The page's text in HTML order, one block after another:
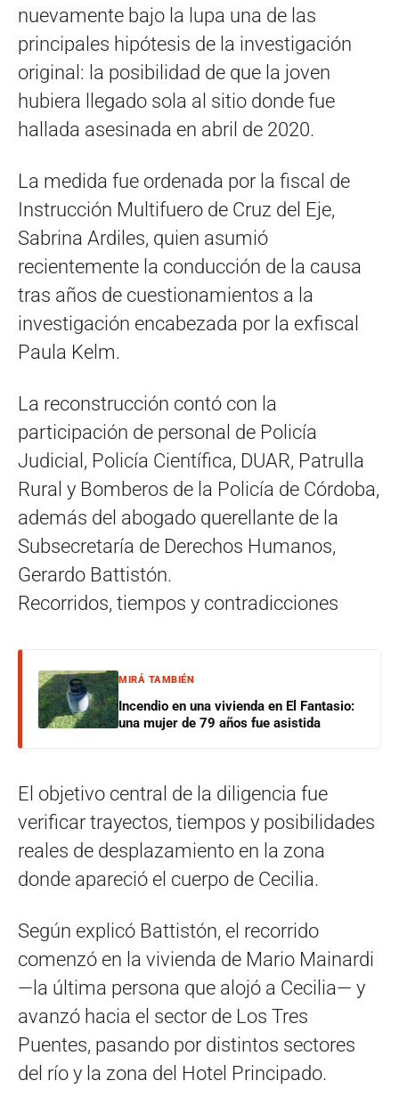
nuevamente bajo la lupa una de las
principales hipótesis de la investigación
original: la posibilidad de que la joven
hubiera llegado sola al sitio donde fue
hallada asesinada en abril de 2020.
La medida fue ordenada por la fiscal de
Instrucción Multifuero de Cruz del Eje,
Sabrina Ardiles, quien asumió
recientemente la conducción de la causa
tras años de cuestionamientos a la
investigación encabezada por la exfiscal
Paula Kelm.
La reconstrucción contó con la
participación de personal de Policía
Judicial, Policía Científica, DUAR, Patrulla
Rural y Bomberos de la Policía de Córdoba,
además del abogado querellante de la
Subsecretaría de Derechos Humanos,
Gerardo Battistón.
Recorridos, tiempos y contradicciones
MIRÁ TAMBIÉN
Incendio en una vivienda en El Fantasio:
una mujer de 79 años fue asistida
El objetivo central de la diligencia fue
verificar trayectos, tiempos y posibilidades
reales de desplazamiento en la zona
donde apareció el cuerpo de Cecilia.
Según explicó Battistón, el recorrido
comenzó en la vivienda de Mario Mainardi
—la última persona que alojó a Cecilia— y
avanzó hacia el sector de Los Tres
Puentes, pasando por distintos sectores
del río y la zona del Hotel Principado.